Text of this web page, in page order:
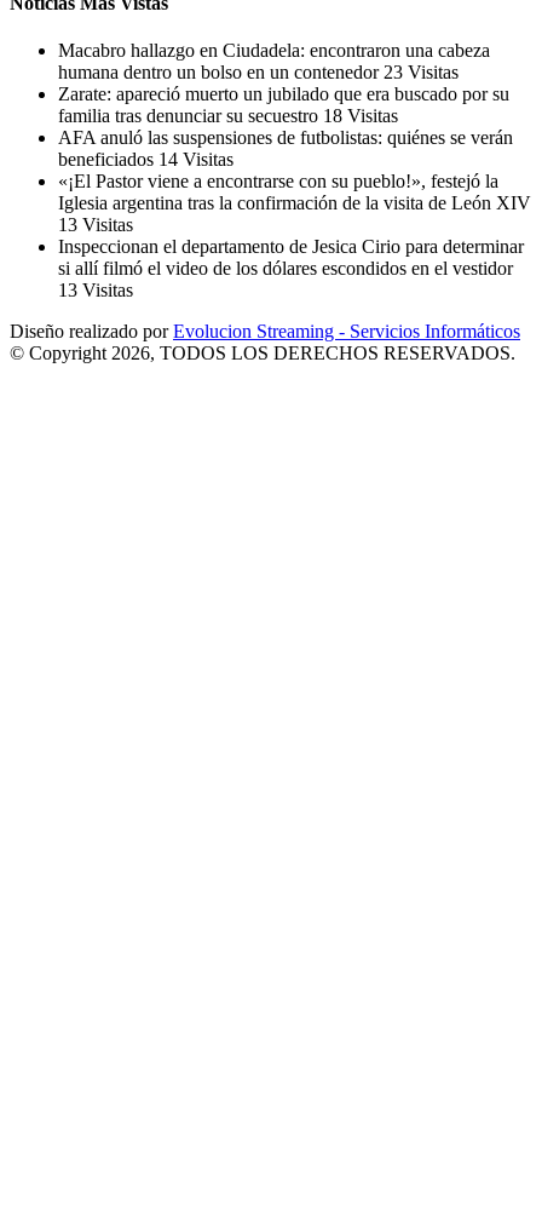
Macabro hallazgo en Ciudadela: encontraron una cabeza
humana dentro un bolso en un contenedor 23 Visitas
Zarate: apareció muerto un jubilado que era buscado por su
familia tras denunciar su secuestro 18 Visitas
AFA anuló las suspensiones de futbolistas: quiénes se verán
beneficiados 14 Visitas
«¡El Pastor viene a encontrarse con su pueblo!», festejó la
Iglesia argentina tras la confirmación de la visita de León XIV
13 Visitas
Inspeccionan el departamento de Jesica Cirio para determinar
si allí filmó el video de los dólares escondidos en el vestidor
13 Visitas
Diseño realizado porEvolucion Streaming - Servicios Informáticos
© Copyright 2026, TODOS LOS DERECHOS RESERVADOS.